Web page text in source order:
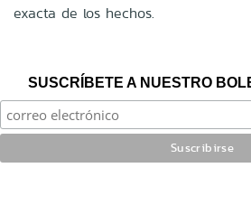
exacta de los hechos.
SUSCRÍBETE A NUESTRO